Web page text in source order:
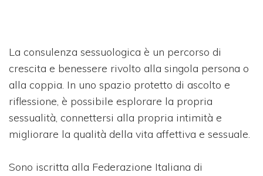
La consulenza sessuologica è un percorso di
crescita e benessere rivolto alla singola persona o
alla coppia. In uno spazio protetto di ascolto e
riflessione, è possibile esplorare la propria
sessualità, connettersi alla propria intimità e
migliorare la qualità della vita affettiva e sessuale.
Sono iscritta alla Federazione Italiana di